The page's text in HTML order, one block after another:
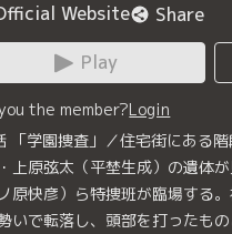
Website
Share
Play
the member?Login
「学園捜査」／住宅街にある
上原弦太（平埜生成）の遺体
原快彦）ら特捜班が臨場する
いで転落し、頭部を打ったも